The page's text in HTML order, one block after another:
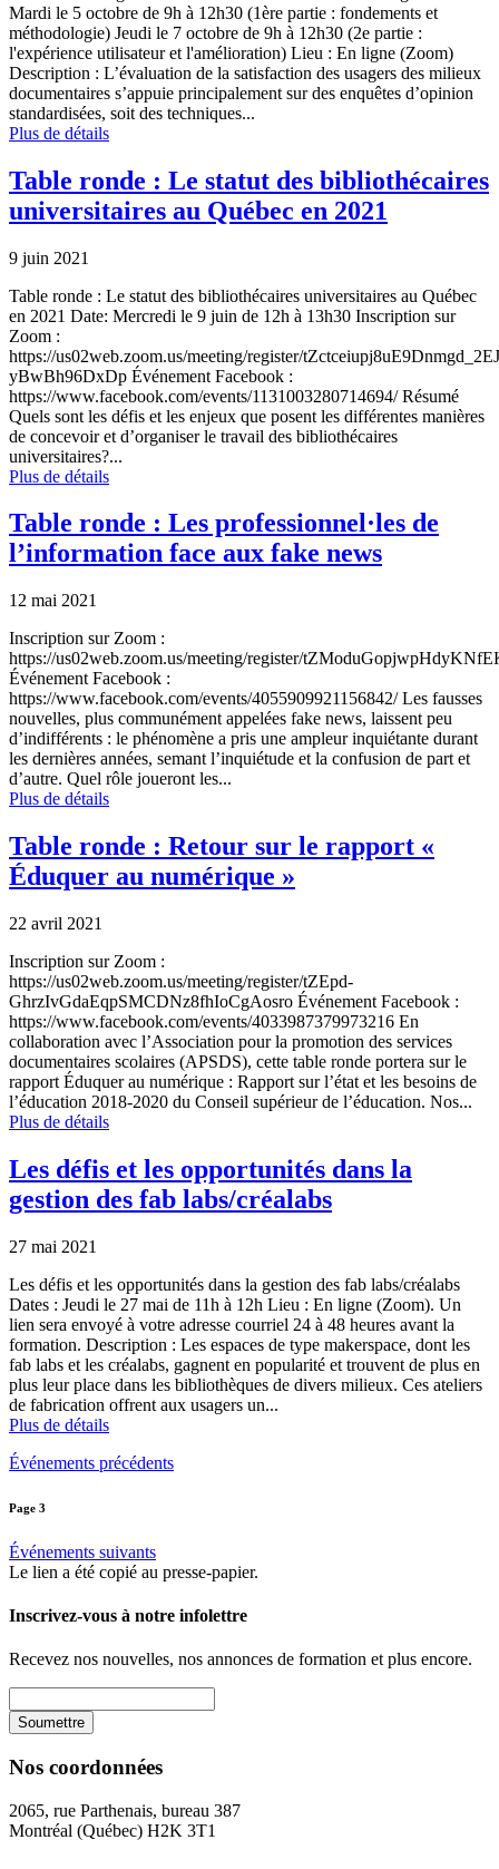
Mardi le 5 octobre de 9h à 12h30 (1ère partie : fondements et
méthodologie) Jeudi le 7 octobre de 9h à 12h30 (2e partie :
l'expérience utilisateur et l'amélioration) Lieu : En ligne (Zoom)
Description : L’évaluation de la satisfaction des usagers des milieux
documentaires s’appuie principalement sur des enquêtes d’opinion
standardisées, soit des techniques...
Plus de détails
Table ronde : Le statut des bibliothécaires
universitaires au Québec en 2021
9 juin 2021
Table ronde : Le statut des bibliothécaires universitaires au Québec
en 2021 Date: Mercredi le 9 juin de 12h à 13h30 Inscription sur
Zoom :
https://us02web.zoom.us/meeting/register/
yBwBh96DxDp Événement Facebook :
https://www.facebook.com/events/1131003280714694/ Résumé
Quels sont les défis et les enjeux que posent les différentes manières
de concevoir et d’organiser le travail des bibliothécaires
universitaires?...
Plus de détails
Table ronde : Les professionnel·les de
l’information face aux fake news
12 mai 2021
Inscription sur Zoom :
https://us02web.zoom.us/meeting/register/
Événement Facebook :
https://www.facebook.com/events/4055909921156842/ Les fausses
nouvelles, plus communément appelées fake news, laissent peu
d’indifférents : le phénomène a pris une ampleur inquiétante durant
les dernières années, semant l’inquiétude et la confusion de part et
d’autre. Quel rôle joueront les...
Plus de détails
Table ronde : Retour sur le rapport «
Éduquer au numérique »
22 avril 2021
Inscription sur Zoom :
https://us02web.zoom.us/meeting/register/tZEpd-
GhrzIvGdaEqpSMCDNz8fhIoCgAosro Événement Facebook :
https://www.facebook.com/events/4033987379973216 En
collaboration avec l’Association pour la promotion des services
documentaires scolaires (APSDS), cette table ronde portera sur le
rapport Éduquer au numérique : Rapport sur l’état et les besoins de
l’éducation 2018-2020 du Conseil supérieur de l’éducation. Nos...
Plus de détails
Les défis et les opportunités dans la
gestion des fab labs/créalabs
27 mai 2021
Les défis et les opportunités dans la gestion des fab labs/créalabs
Dates : Jeudi le 27 mai de 11h à 12h Lieu : En ligne (Zoom). Un
lien sera envoyé à votre adresse courriel 24 à 48 heures avant la
formation. Description : Les espaces de type makerspace, dont les
fab labs et les créalabs, gagnent en popularité et trouvent de plus en
plus leur place dans les bibliothèques de divers milieux. Ces ateliers
de fabrication offrent aux usagers un...
Plus de détails
Événements précédents
Page 3
Événements suivants
Le lien a été copié au presse-papier.
Inscrivez-vous à notre infolettre
Recevez nos nouvelles, nos annonces de formation et plus encore.
Nos coordonnées
2065, rue Parthenais, bureau 387
Montréal (Québec) H2K 3T1